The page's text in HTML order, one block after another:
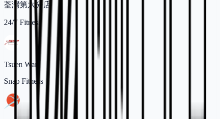
荃灣第六分店
24/7 Fitness
Tsuen Wan
Snap Fitness